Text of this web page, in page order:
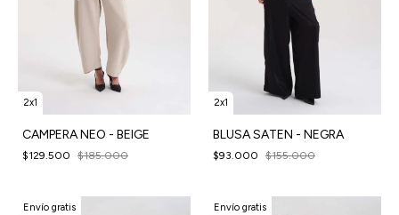
2x1
CAMPERA NEO - BEIGE
$129.500 $185.000
2x1
BLUSA SATEN - NEGRA
$93.000 $155.000
Envío gratis Envío gratis